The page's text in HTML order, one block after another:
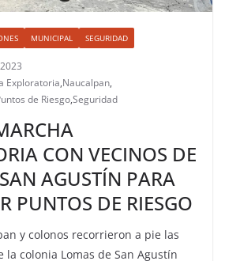
MUNICIPAL SEGURIDAD
Exploratoria,Naucalpan,
de Riesgo,Seguridad
CON VECINOS DE
AGUSTÍN PARA
PUNTOS DE RIESGO
y colonos recorrieron a pie las
la colonia Lomas de San Agustín